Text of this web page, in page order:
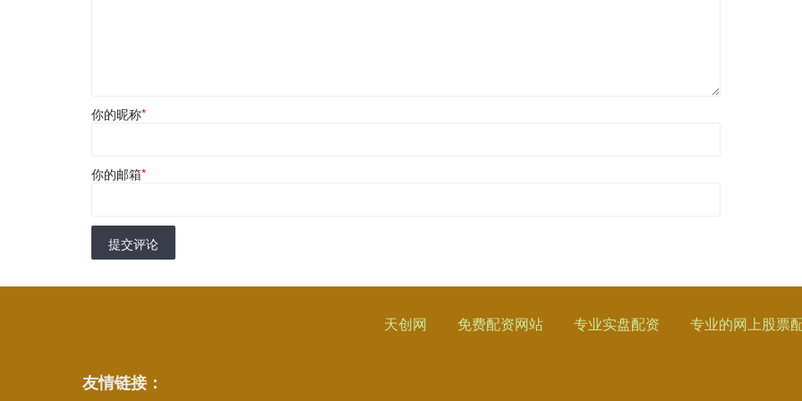
你的昵称*
你的邮箱*
提交评论
天创网 免费配资网站 专业实盘配资 专业的网上股票
友情链接：